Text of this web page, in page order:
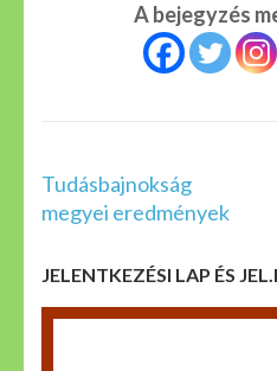
A bejegyzés
Bejegyzés
navigáció
Tudásbajnokság
megyei eredmények
JELENTKEZÉSI LAP ÉS